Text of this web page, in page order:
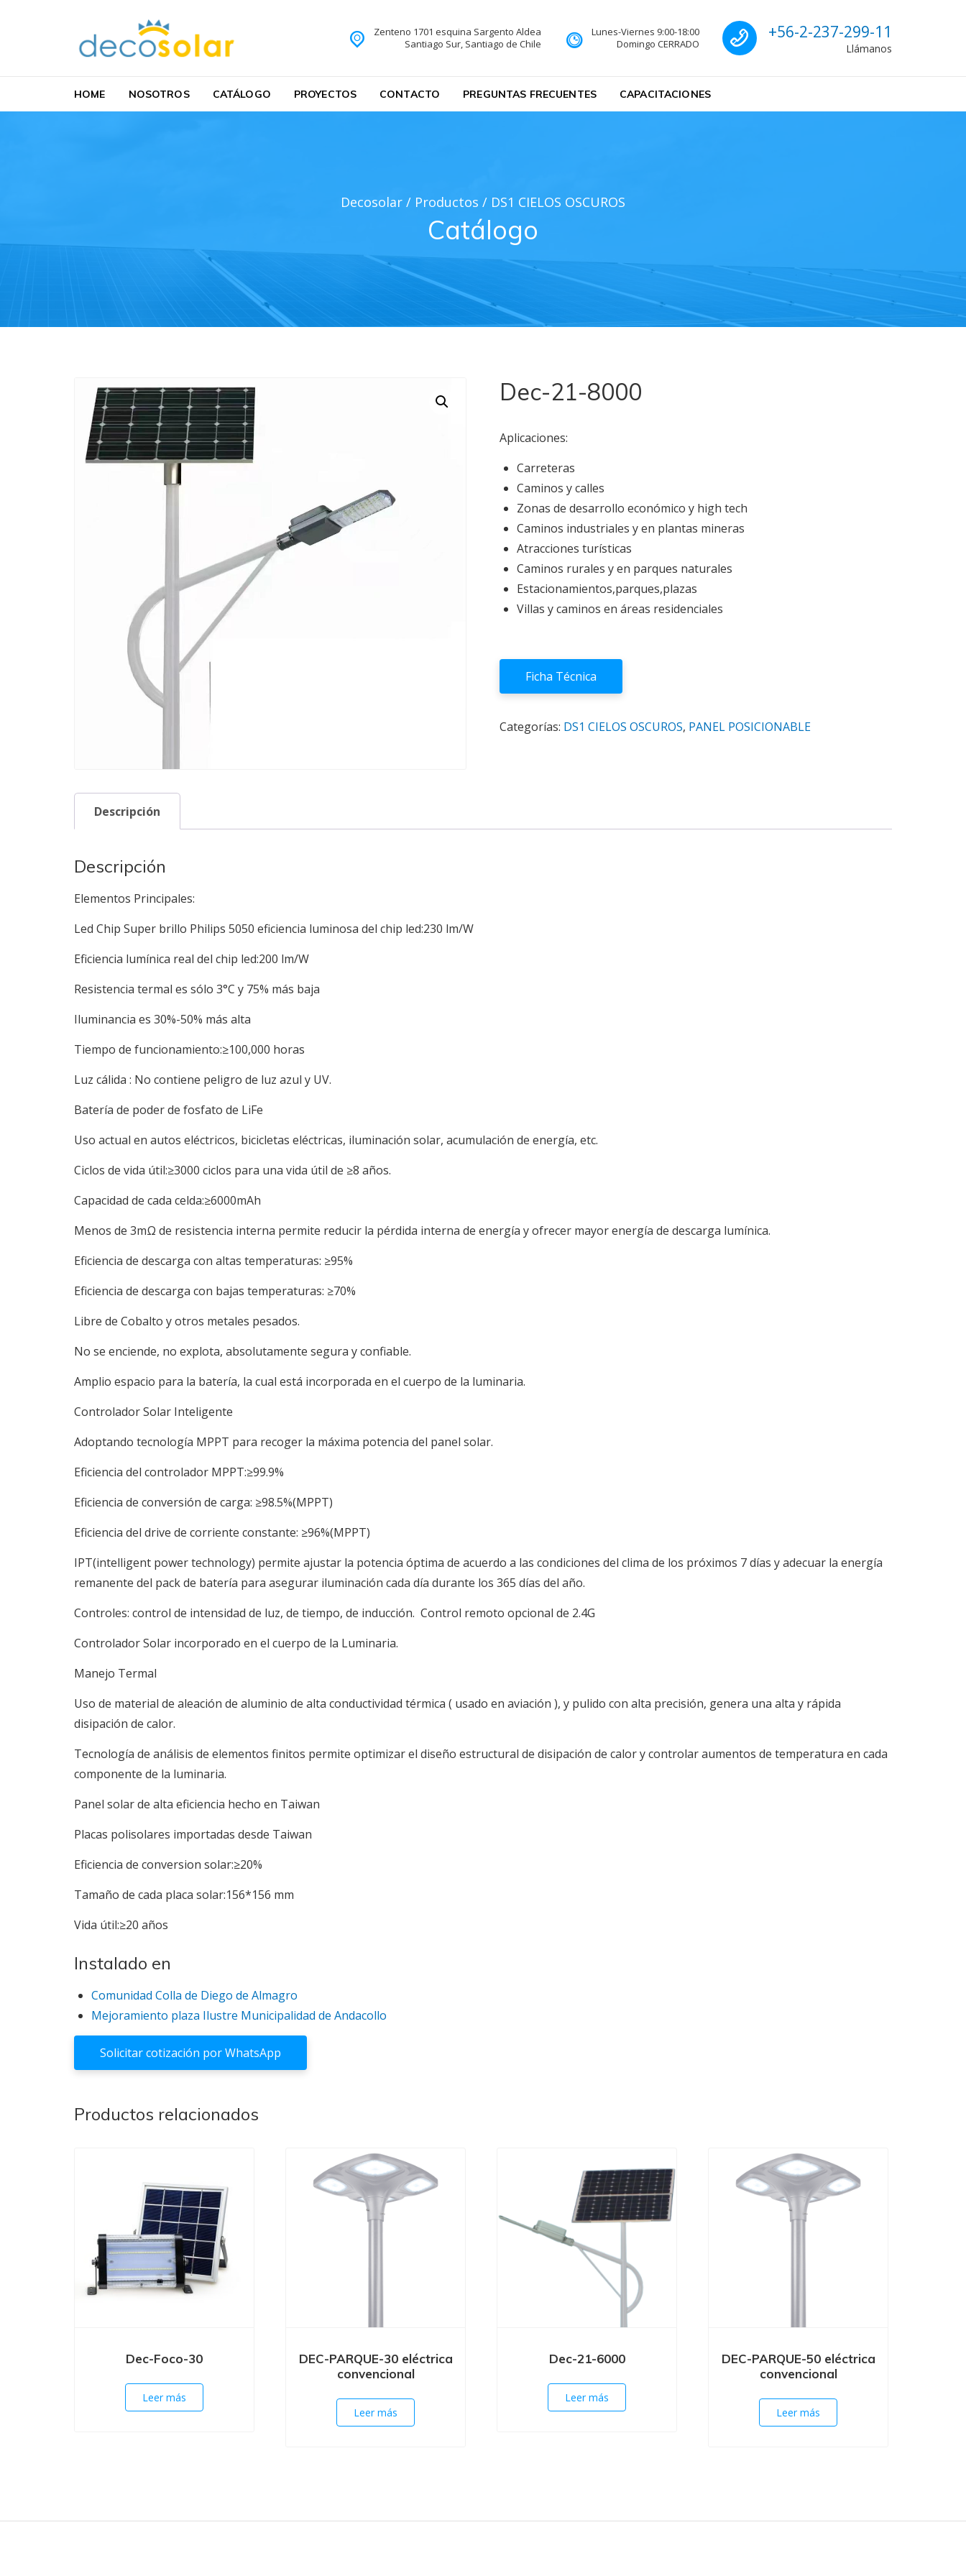
Decosolar
HOME NOSOTROS CATÁLOGO PROYECTOS CONTACTO PREGUNTAS FRECUENTES CAPACITACIONES
Call us
+56-2-237-299-11
Llámanos
Lunes-Viernes 9:00-18:00
Domingo CERRADO
Zenteno 1701 esquina Sargento Aldea
Santiago Sur, Santiago de Chile
Catálogo
Decosolar / Productos / DS1 CIELOS OSCUROS
Dec-21-8000
Aplicaciones:
Carreteras
Caminos y calles
Zonas de desarrollo económico y high tech
Caminos industriales y en plantas mineras
Atracciones turísticas
Caminos rurales y en parques naturales
Estacionamientos,parques,plazas
Villas y caminos en áreas residenciales
Ficha Técnica
Categorías: DS1 CIELOS OSCUROS, PANEL POSICIONABLE
Descripción
Descripción
Elementos Principales:
Led Chip Super brillo Philips 5050 eficiencia luminosa del chip led:230 lm/W
Eficiencia lumínica real del chip led:200 lm/W
Resistencia termal es sólo 3°C y 75% más baja
Iluminancia es 30%-50% más alta
Tiempo de funcionamiento:≥100,000 horas
Luz cálida : No contiene peligro de luz azul y UV.
Batería de poder de fosfato de LiFe
Uso actual en autos eléctricos, bicicletas eléctricas, iluminación solar, acumulación de energía, etc.
Ciclos de vida útil:≥3000 ciclos para una vida útil de ≥8 años.
Capacidad de cada celda:≥6000mAh
Menos de 3mΩ de resistencia interna permite reducir la pérdida interna de energía y ofrecer mayor energía de descarga lumínica.
Eficiencia de descarga con altas temperaturas: ≥95%
Eficiencia de descarga con bajas temperaturas: ≥70%
Libre de Cobalto y otros metales pesados.
No se enciende, no explota, absolutamente segura y confiable.
Amplio espacio para la batería, la cual está incorporada en el cuerpo de la luminaria.
Controlador Solar Inteligente
Adoptando tecnología MPPT para recoger la máxima potencia del panel solar.
Eficiencia del controlador MPPT:≥99.9%
Eficiencia de conversión de carga: ≥98.5%(MPPT)
Eficiencia del drive de corriente constante: ≥96%(MPPT)
IPT(intelligent power technology) permite ajustar la potencia óptima de acuerdo a las condiciones del clima de los próximos 7 días y adecuar la energía
remanente del pack de batería para asegurar iluminación cada día durante los 365 días del año.
Controles: control de intensidad de luz, de tiempo, de inducción. Control remoto opcional de 2.4G
Controlador Solar incorporado en el cuerpo de la Luminaria.
Manejo Termal
Uso de material de aleación de aluminio de alta conductividad térmica ( usado en aviación ), y pulido con alta precisión, genera una alta y rápida
disipación de calor.
Tecnología de análisis de elementos finitos permite optimizar el diseño estructural de disipación de calor y controlar aumentos de temperatura en cada
componente de la luminaria.
Panel solar de alta eficiencia hecho en Taiwan
Placas polisolares importadas desde Taiwan
Eficiencia de conversion solar:≥20%
Tamaño de cada placa solar:156*156 mm
Vida útil:≥20 años
Instalado en
Comunidad Colla de Diego de Almagro
Mejoramiento plaza Ilustre Municipalidad de Andacollo
Solicitar cotización por WhatsApp
Productos relacionados
Dec-Foco-30
Leer más
DEC-PARQUE-30 eléctrica
convencional
Leer más
Dec-21-6000
Leer más
DEC-PARQUE-50 eléctrica
convencional
Leer más